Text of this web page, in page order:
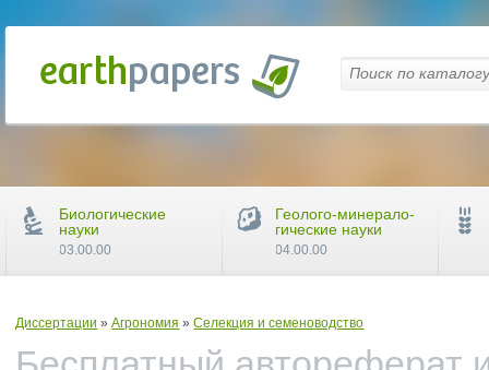
Диссертации »Агрономия »Селекция и семеноводство
Биологические
науки
03.00.00
Геолого-минерало-
гические науки
04.00.00